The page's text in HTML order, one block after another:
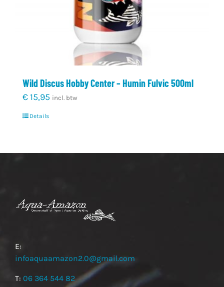
Wild Discus Hobby Center – Humin Fulvic 500ml
€15,95 incl. btw
Details
E:
infoaquaamazon2.0@gmail.com
T: 06 364 544 82